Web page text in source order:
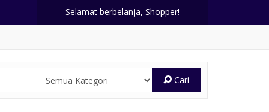
Selamat berbelanja, Shopper!
Cari